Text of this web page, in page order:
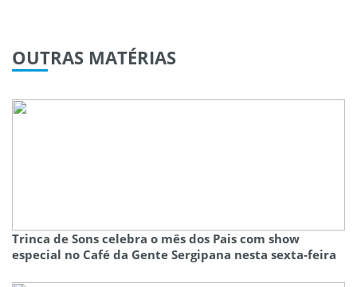
OUTRAS MATÉRIAS
Trinca de Sons celebra o mês dos Pais com show
especial no Café da Gente Sergipana nesta sexta-feira